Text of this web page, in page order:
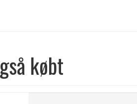
købt